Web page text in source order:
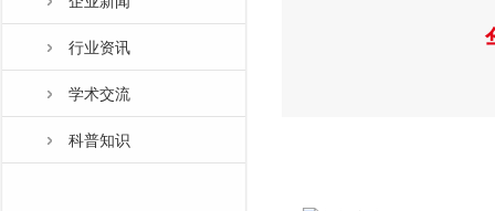
行业资讯
学术交流
科普知识